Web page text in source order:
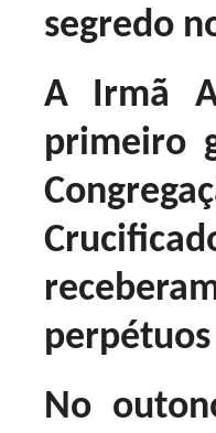
segredo
A Irmã
primeiro
No